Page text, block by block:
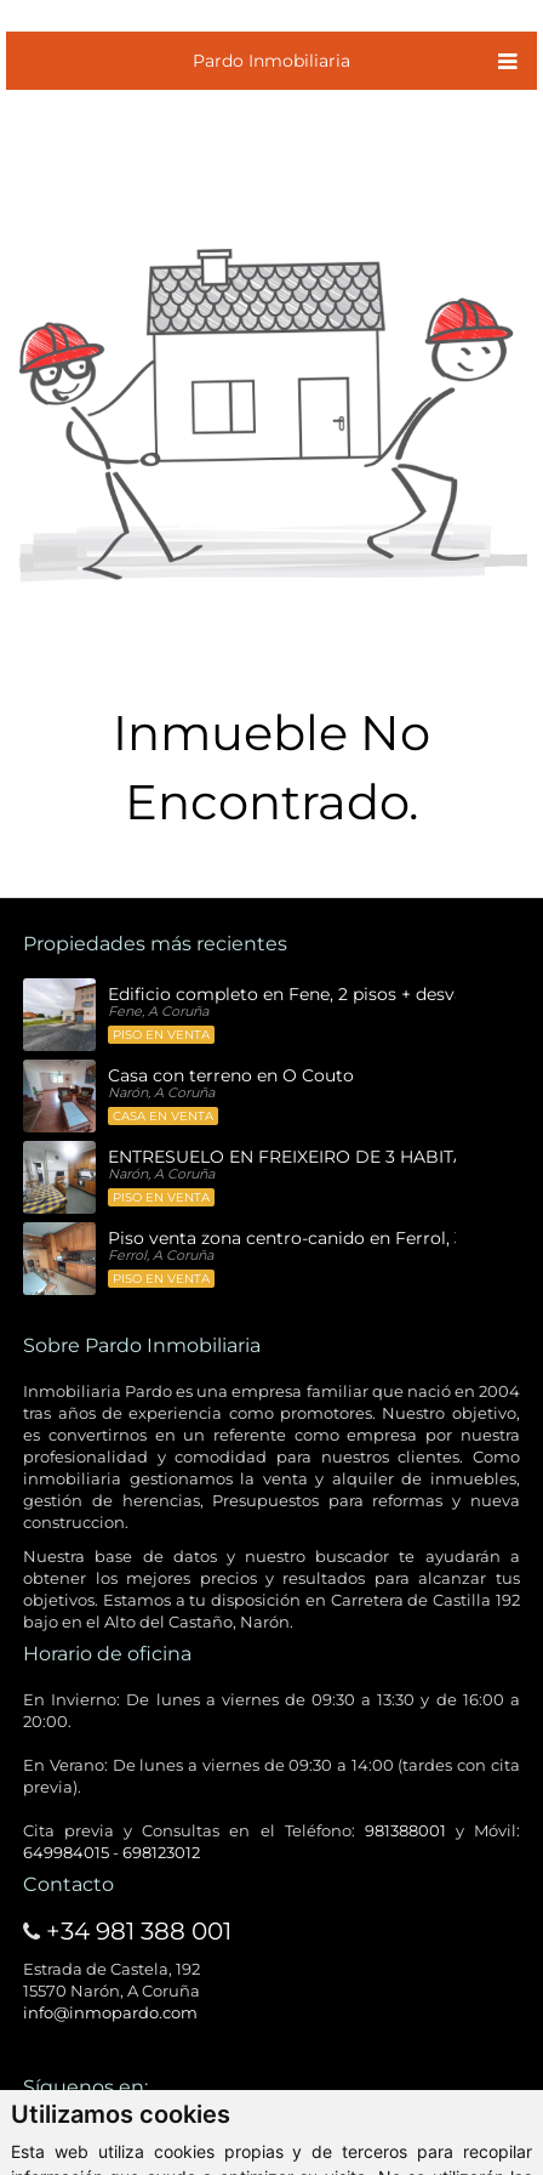
Utilizamos cookies
Esta web utiliza cookies propias y de terceros para recopilar
Pardo Inmobiliaria
Inmueble No
Encontrado.
Propiedades más recientes
Edificio completo en Fene, 2 pisos + desván , 1
Fene, A Coruña
PISO EN VENTA
Casa con terreno en O Couto
Narón, A Coruña
CASA EN VENTA
ENTRESUELO EN FREIXEIRO DE 3 HABITACIONES
Narón, A Coruña
PISO EN VENTA
Piso venta zona centro-canido en Ferrol, 3
Ferrol, A Coruña
PISO EN VENTA
Sobre Pardo Inmobiliaria
Inmobiliaria Pardo es una empresa familiar que nació en 2004
tras años de experiencia como promotores. Nuestro objetivo,
es convertirnos en un referente como empresa por nuestra
profesionalidad y comodidad para nuestros clientes. Como
inmobiliaria gestionamos la venta y alquiler de inmuebles,
gestión de herencias, Presupuestos para reformas y nueva
construccion.
Nuestra base de datos y nuestro buscador te ayudarán a
obtener los mejores precios y resultados para alcanzar tus
objetivos. Estamos a tu disposición en Carretera de Castilla 192
bajo en el Alto del Castaño, Narón.
Horario de oficina
En Invierno: De lunes a viernes de 09:30 a 13:30 y de 16:00 a
20:00.
En Verano: De lunes a viernes de 09:30 a 14:00 (tardes con cita
previa).
Cita previa y Consultas en el Teléfono: 981388001 y Móvil:
649984015-698123012
Contacto
+34 981 388 001
Estrada de Castela, 192
15570 Narón, A Coruña
info@inmopardo.com
Síguenos en: